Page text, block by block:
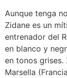
Aunque tenga
Zidane es un
entrenador del
en blanco y
en tonos grises.
Marsella